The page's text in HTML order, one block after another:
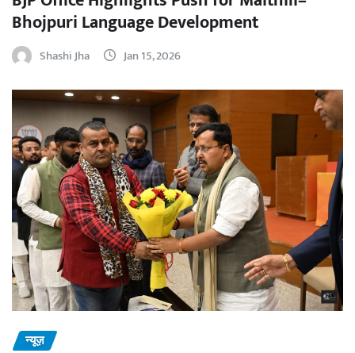
Bhojpuri Language Development
Shashi Jha Jan 15, 2026
न्यूज़